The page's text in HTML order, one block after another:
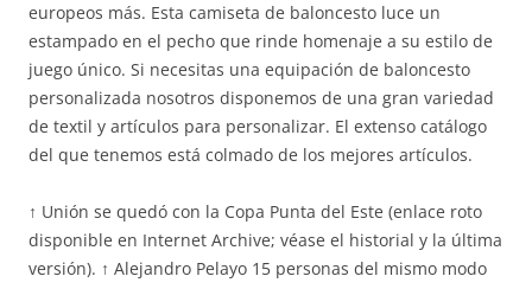
europeos más. Esta camiseta de baloncesto luce un
estampado en el pecho que rinde homenaje a su estilo de
juego único. Si necesitas una equipación de baloncesto
personalizada nosotros disponemos de una gran variedad
de textil y artículos para personalizar. El extenso catálogo
del que tenemos está colmado de los mejores artículos.
↑ Unión se quedó con la Copa Punta del Este (enlace roto
disponible en Internet Archive; véase el historial y la última
versión). ↑ Alejandro Pelayo 15 personas del mismo modo